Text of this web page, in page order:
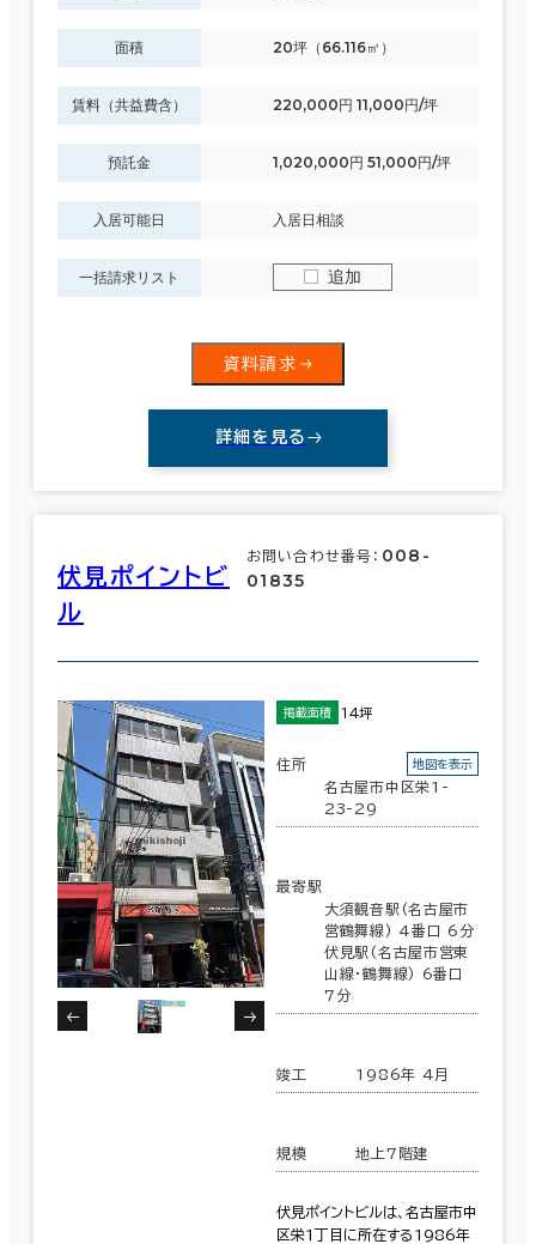
面積 20坪（66.116㎡）
賃料（共益費含） 220,000円 11,000円/坪
預託金 1,020,000円 51,000円/坪
入居可能日 入居日相談
一括請求リスト 追加
資料請求
詳細を見る
伏見ポイントビ
ル
お問い合わせ番号： 008-
01835
掲載面積 14坪
住所
名古屋市中区栄1-
23-29
地図を表示
最寄駅
大須観音駅(名古屋市
営鶴舞線) 4番口 6分
伏見駅(名古屋市営東
山線･鶴舞線) 6番口
7分
竣工 1986年 4月
規模 地上7階建
伏見ポイントビルは、名古屋市中
区栄1丁目に所在する1986年